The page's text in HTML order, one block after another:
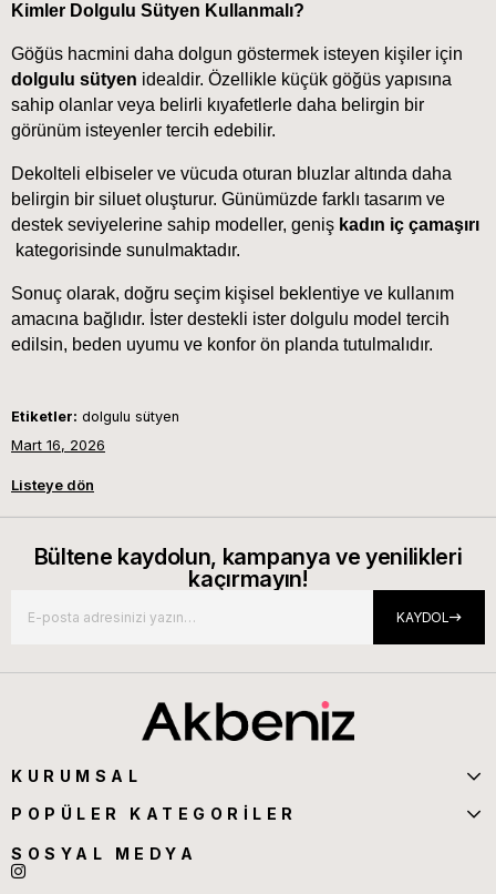
Kimler Dolgulu Sütyen Kullanmalı?
dolgulu sütyen idealdir. Özellikle küçük göğüs yapısına
sahip olanlar veya belirli kıyafetlerle daha belirgin bir
görünüm isteyenler tercih edebilir.
Dekolteli elbiseler ve vücuda oturan bluzlar altında daha
belirgin bir siluet oluşturur. Günümüzde farklı tasarım ve
destek seviyelerine sahip modeller, geniş kadın iç çamaşırı
kategorisinde sunulmaktadır.
Sonuç olarak, doğru seçim kişisel beklentiye ve kullanım
amacına bağlıdır. İster destekli ister dolgulu model tercih
edilsin, beden uyumu ve konfor ön planda tutulmalıdır.
Etiketler: dolgulu sütyen
Mart 16, 2026
Listeye dön
Bültene kaydolun, kampanya ve yenilikleri
kaçırmayın!
KAYDOL
KURUMSAL
POPÜLER KATEGORİLER
SOSYAL MEDYA